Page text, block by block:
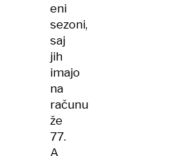
eni
sezoni,
saj
jih
imajo
na
računu
že
77.
A